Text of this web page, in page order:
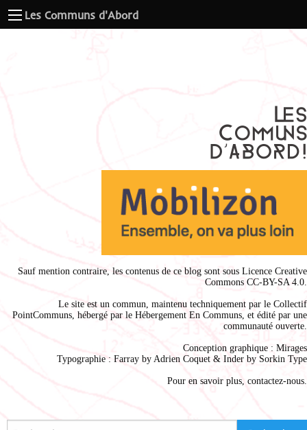
Les Communs d'Abord
Sauf mention contraire, les contenus de ce blog sont sous Licence Creative
Commons CC-BY-SA 4.0.
Le site est un commun, maintenu techniquement par le Collectif
PointCommuns, hébergé par le Hébergement En Communs, et édité par une
communauté ouverte.
Conception graphique : Mirages
Typographie : Farray by Adrien Coquet & Inder by Sorkin Type
Pour en savoir plus, contactez-nous.